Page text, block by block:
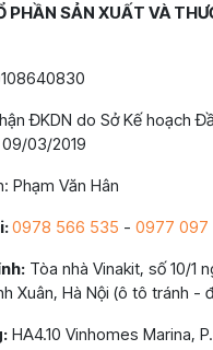
PHẦN SẢN XUẤT VÀ
ĐKDN do Sở Kế hoạch
03/2019
Phạm Văn Hân
0978 566 535 - 0977 097
Tòa nhà Vinakit, số 10/1
Xuân, Hà Nội (ô tô tránh -
HA4.10 Vinhomes Marina,